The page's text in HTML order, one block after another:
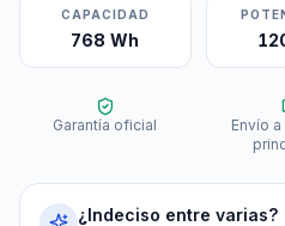
CAPACIDAD
768 Wh
Garantía oficial
Envío
¿Indeciso entre varias?